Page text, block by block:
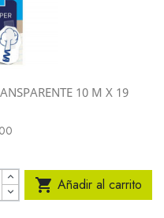
10 M X 19
 Añadir al carrito